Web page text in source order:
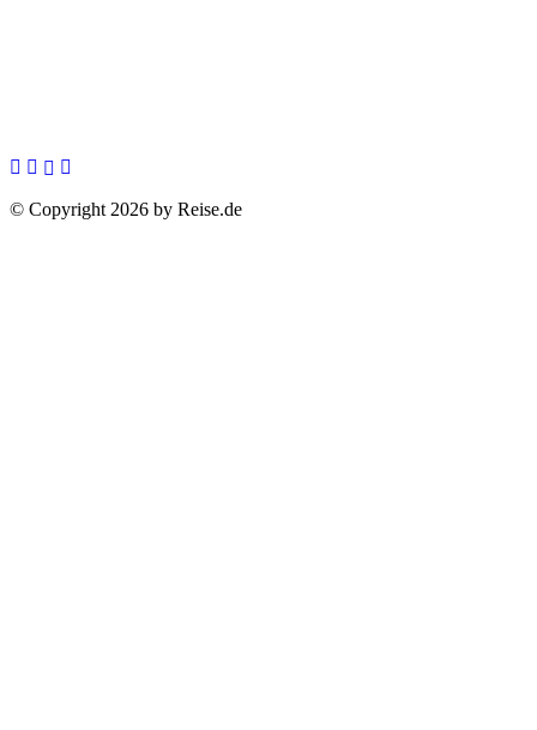
© Copyright 2026 by Reise.de